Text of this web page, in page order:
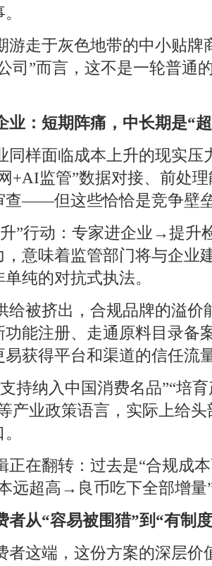
游走于灰色地带的中小贴牌
司”而言，这不是一轮普通
业：短期阵痛，中长期是“
同样面临成本上升的现实
+AI监管”数据对接、前处
查——但这些恰恰是竞争壁
”行动：专家进企业→提升
，意味着监管部门将与企业
纯的对抗式执法。
给被挤出，合规品牌的溢
功能注册、走通原料目录备
易获得平台和渠道的信任流
持纳入中国消费名品”“培
产业政策语言，实际上给
正在翻转：过去是“合规成
远超高→良币吃下全部增量
者从“容易被围猎”到“有制
者这端，这份方案的深层价